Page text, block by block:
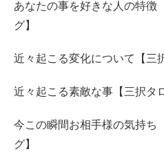
あなたの事を好きな人の特徴
グ】
近々起こる変化について【三
近々起こる素敵な事【三択タ
今この瞬間お相手様の気持ち
グ】